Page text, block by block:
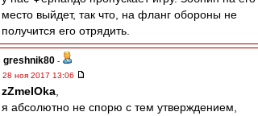
место выйдет, так что, на фланг обороны не
получится его отрядить.
greshnik80 -
28 ноя 2017 13:06
zZmeIOka
я абсолютно не спорю с тем утверждением,